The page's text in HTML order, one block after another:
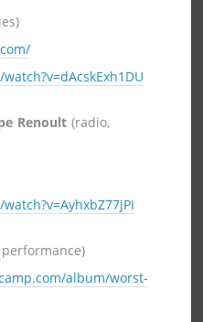
Renoult(radio,
album/worst-